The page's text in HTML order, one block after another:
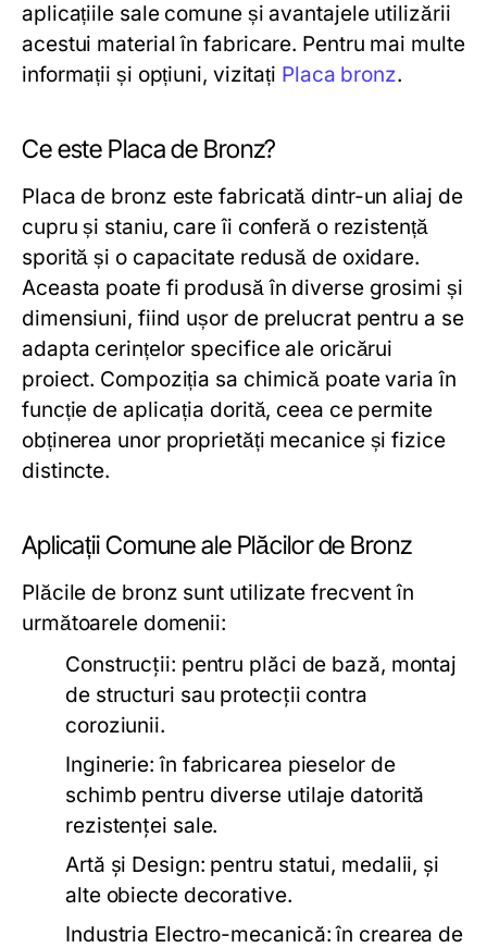
aplicațiile sale comune și avantajele utilizării
acestui material în fabricare. Pentru mai multe
informații și opțiuni, vizitați Placa bronz.
Ce este Placa de Bronz?
Placa de bronz este fabricată dintr-un aliaj de
cupru și staniu, care îi conferă o rezistență
sporită și o capacitate redusă de oxidare.
Aceasta poate fi produsă în diverse grosimi și
dimensiuni, fiind ușor de prelucrat pentru a se
adapta cerințelor specifice ale oricărui
proiect. Compoziția sa chimică poate varia în
funcție de aplicația dorită, ceea ce permite
obținerea unor proprietăți mecanice și fizice
distincte.
Aplicații Comune ale Plăcilor de Bronz
Plăcile de bronz sunt utilizate frecvent în
următoarele domenii:
Construcții: pentru plăci de bază, montaj
de structuri sau protecții contra
coroziunii.
Inginerie: în fabricarea pieselor de
schimb pentru diverse utilaje datorită
rezistenței sale.
Artă și Design: pentru statui, medalii, și
alte obiecte decorative.
Industria Electro-mecanică:în crearea de